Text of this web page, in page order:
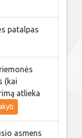
patalpas
(kai
atlieka
asmens